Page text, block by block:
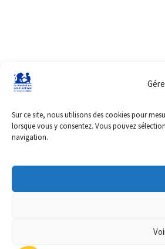
Sur ce site, nous utilisons des cookies pour
lorsque vous y consentez. Vous pouvez
navigation.